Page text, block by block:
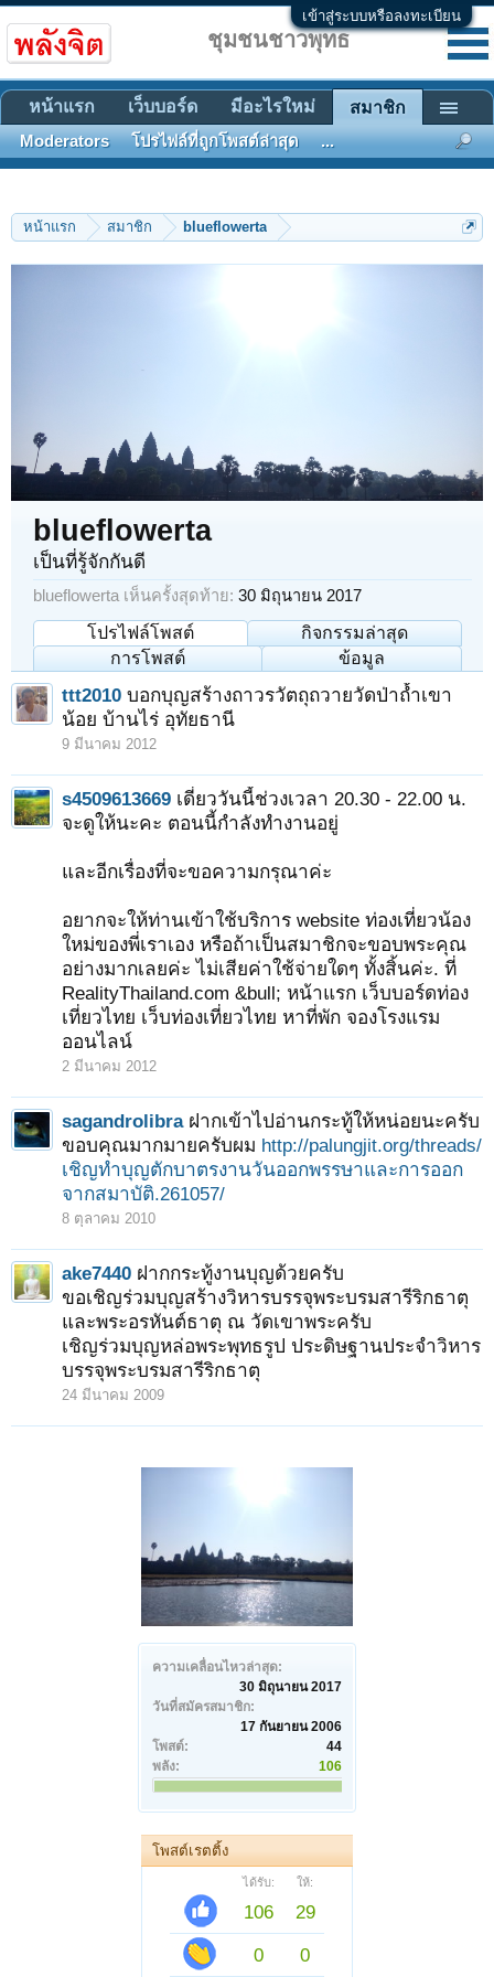
เข้าสู่ระบบหรือลงทะเบียน
หน้าแรก สมาชิก blueflowerta
ความเคลื่อนไหวล่าสุด:
30 มิถุนายน 2017
วันที่สมัครสมาชิก:
17 กันยายน 2006
โพสต์:
44
พลัง:
106
โพสต์เรตติ้ง
ได้รับ: ให้:
106
29
0
0
blueflowerta
เป็นที่รู้จักกันดี
blueflowerta เห็นครั้งสุดท้าย: 30 มิถุนายน 2017
โปรไฟล์โพสต์
กิจกรรมล่าสุด
การโพสต์
ข้อมูล
ttt2010 บอกบุญสร้างถาวรวัตถุถวายวัดป่าถ้ำเขา
น้อย บ้านไร่ อุทัยธานี
9 มีนาคม 2012
s4509613669 เดี่ยววันนี้ช่วงเวลา 20.30 - 22.00 น.
จะดูให้นะคะ ตอนนี้กำลังทำงานอยู่
และอีกเรื่องที่จะขอความกรุณาค่ะ
อยากจะให้ท่านเข้าใช้บริการ website ท่องเที่ยวน้อง
ใหม่ของพี่เราเอง หรือถ้าเป็นสมาชิกจะขอบพระคุณ
อย่างมากเลยค่ะ ไม่เสียค่าใช้จ่ายใดๆ ทั้งสิ้นค่ะ. ที่
RealityThailand.com &bull; หน้าแรก เว็บบอร์ดท่อง
เที่ยวไทย เว็บท่องเที่ยวไทย หาที่พัก จองโรงแรม
ออนไลน์
2 มีนาคม 2012
sagandrolibra ฝากเข้าไปอ่านกระทู้ให้หน่อยนะครับ
ขอบคุณมากมายครับผม http://palungjit.org/threads/
เชิญทำบุญตักบาตรงานวันออกพรรษาและการออก
จากสมาบัติ.261057/
8 ตุลาคม 2010
ake7440 ฝากกระทู้งานบุญด้วยครับ
ขอเชิญร่วมบุญสร้างวิหารบรรจุพระบรมสารีริกธาตุ
และพระอรหันต์ธาตุ ณ วัดเขาพระครับ
เชิญร่วมบุญหล่อพระพุทธรูป ประดิษฐานประจำวิหาร
บรรจุพระบรมสารีริกธาตุ
24 มีนาคม 2009
ชุมชนชาวพุทธ
หน้าแรก เว็บบอร์ด มีอะไรใหม่ สมาชิก
Moderators โปรไฟล์ที่ถูกโพสต์ล่าสุด ...